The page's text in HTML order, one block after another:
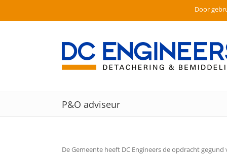
Door
Ga
P&O adviseur
De Gemeente heeft DC Engineers de opdracht